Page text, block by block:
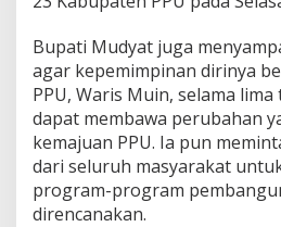
Bupati Mudyat juga
agar kepemimpinan dirinya
PPU, Waris Muin, selama
dapat membawa perubahan
kemajuan PPU. Ia pun
dari seluruh masyarakat
program-program
direncanakan.